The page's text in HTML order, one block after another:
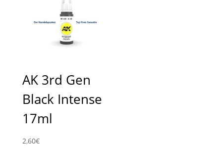
AK 3rd Gen
Black Intense
17ml
2,60€